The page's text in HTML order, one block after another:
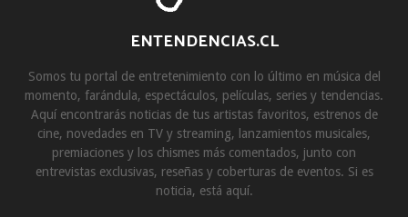
ENTENDENCIAS.CL
Somos tu portal de entretenimiento con lo último en música del
momento, farándula, espectáculos, películas, series y tendencias.
Aquí encontrarás noticias de tus artistas favoritos, estrenos de
cine, novedades en TV y streaming, lanzamientos musicales,
premiaciones y los chismes más comentados, junto con
entrevistas exclusivas, reseñas y coberturas de eventos. Si es
noticia, está aquí.